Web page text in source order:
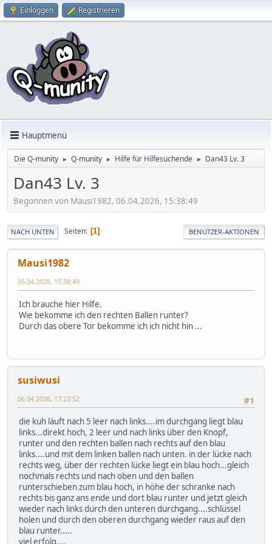
Einloggen Registrieren
Hauptmenü
Die Q-munity ► Q-munity ► Hilfe für Hilfesuchende ► Dan43 Lv. 3
Dan43 Lv. 3
Begonnen von Mausi1982, 06.04.2026, 15:38:49
NACH UNTEN Seiten 1 BENUTZER-AKTIONEN
Mausi1982
06.04.2026, 15:38:49
Ich brauche hier Hilfe.
Wie bekomme ich den rechten Ballen runter?
Durch das obere Tor bekomme ich ich nicht hin ...
susiwusi
#1
06.04.2026, 17:23:52
die kuh läuft nach 5 leer nach links....im durchgang liegt blau
links...direkt hoch, 2 leer und nach links über den Knopf,
runter und den rechten ballen nach rechts auf den blau
links....und mit dem linken ballen nach unten. in der lücke nach
rechts weg, über der rechten lücke liegt ein blau hoch...gleich
nochmals rechts und nach oben und den ballen
runterschieben zum blau hoch, in höhe der schranke nach
rechts bis ganz ans ende und dort blau runter und jetzt gleich
wieder nach links durch den unteren durchgang....schlüssel
holen und durch den oberen durchgang wieder raus auf den
blau runter.....
viel erfolg....